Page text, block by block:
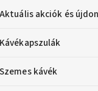
Aktuális akciók és
Kávékapszulák
Szemes kávék